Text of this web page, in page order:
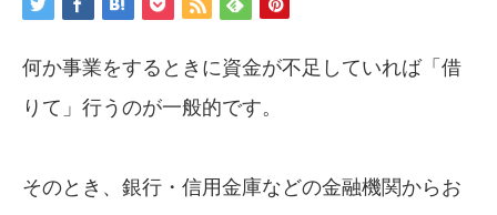
何か事業をするときに資金が不足していれば「借
りて」行うのが一般的です。
そのとき、銀行・信用金庫などの金融機関からお